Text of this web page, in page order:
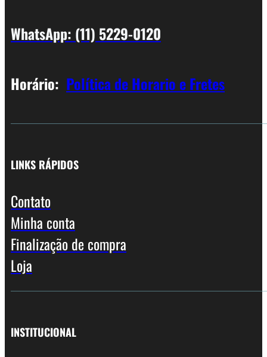
WhatsApp: (11) 5229-0120
Horário: Política de Horario e Fretes
LINKS RÁPIDOS
Contato
Minha conta
Finalização de compra
Loja
INSTITUCIONAL